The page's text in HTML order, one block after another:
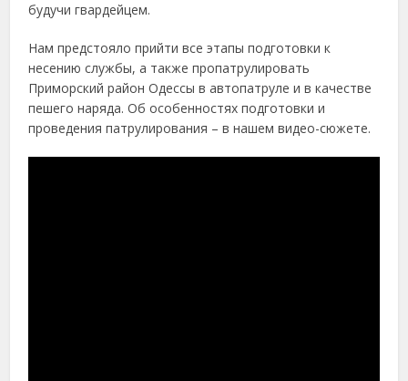
будучи гвардейцем.
Нам предстояло прийти все этапы подготовки к
несению службы, а также пропатрулировать
Приморский район Одессы в автопатруле и в качестве
пешего наряда. Об особенностях подготовки и
проведения патрулирования – в нашем видео-сюжете.